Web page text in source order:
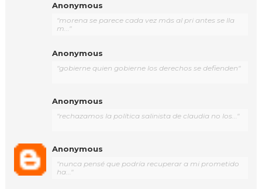
Anonymous
"morena se parece cada vez más al pri antes se lla
m..."
Anonymous
"gobierne quien gobierne los derechos se defienden"
Anonymous
"rechazamos la política salinista de claudia no los..."
Anonymous
"nunca pensé que podría recuperar a mi prometido
ha..."